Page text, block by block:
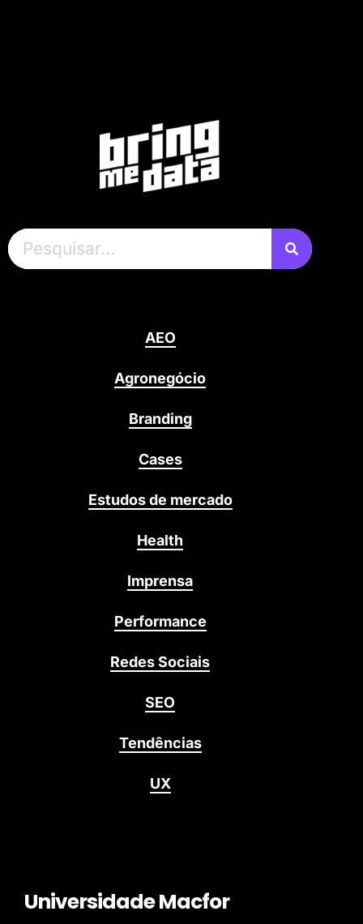
AEO
Agronegócio
Branding
Cases
Estudos de mercado
Health
Imprensa
Performance
Redes Sociais
SEO
Tendências
UX
Universidade Macfor